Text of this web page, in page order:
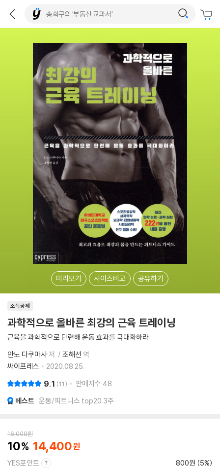
미리보기 사이즈비교 공유하기
소득공제
과학적으로 올바른 최강의 근육 트레이닝
근육을 과학적으로 단련해 운동 효과를 극대화하라
안노 다쿠마사저 조해선 역
싸이프레스
2020.08.25.
9.1 11 판매지수 48
베스트 운동/피트니스 top20 3주
16,000원
10 14,400
YES포인트 800원 (5%)